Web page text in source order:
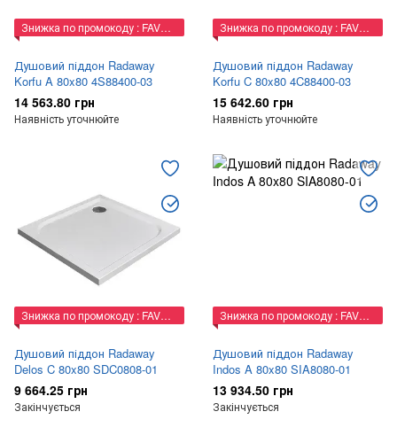
Знижка по промокоду : FAVORIT
Душовий піддон Radaway
Korfu A 80x80 4S88400-03
14 563.80 грн
Наявність уточнюйте
Знижка по промокоду : FAVORIT
Душовий піддон Radaway
Korfu C 80x80 4C88400-03
15 642.60 грн
Наявність уточнюйте
Знижка по промокоду : FAVORIT
Душовий піддон Radaway
Delos C 80x80 SDC0808-01
9 664.25 грн
Закінчується
Знижка по промокоду : FAVORIT
Душовий піддон Radaway
Indos A 80x80 SIA8080-01
13 934.50 грн
Закінчується